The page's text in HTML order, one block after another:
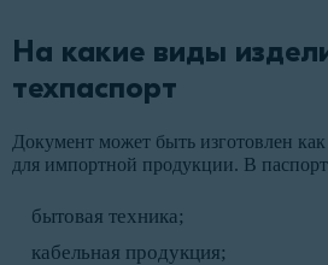
На какие виды
техпаспорт
Документ может быть изготовлен
для импортной продукции. В
бытовая техника;
кабельная продукция;